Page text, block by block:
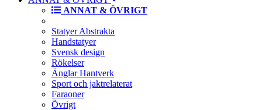
ANNAT & ÖVRIGT
Statyer Abstrakta
Handstatyer
Svensk design
Rökelser
Änglar Hantverk
Sport och jaktrelaterat
Faraoner
Övrigt